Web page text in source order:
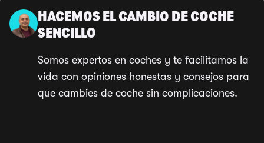
HACEMOS EL CAMBIO DE COCHE
SENCILLO
Somos expertos en coches y te facilitamos la
vida con opiniones honestas y consejos para
que cambies de coche sin complicaciones.